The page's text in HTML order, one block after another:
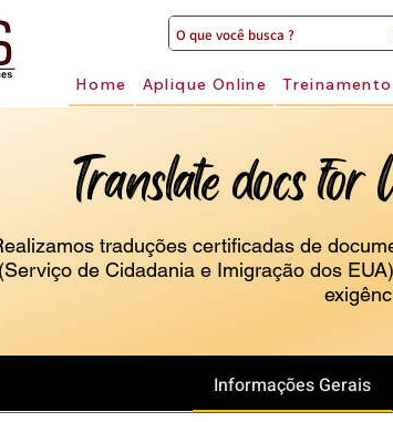
Home Aplique Online
Translate docs
traduções certificadas de
(Serviço de Cidadania e Imigração dos
Informações Gerais